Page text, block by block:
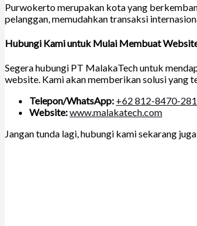
Purwokerto merupakan kota yang
pelanggan, memudahkan transaksi
Hubungi Kami untuk Mulai Membuat
Segera hubungi PT MalakaTech untuk
website. Kami akan memberikan solusi yang
Telepon/WhatsApp: +62 812-8470-
Website:www.malakatech.com
Jangan tunda lagi, hubungi kami sekarang